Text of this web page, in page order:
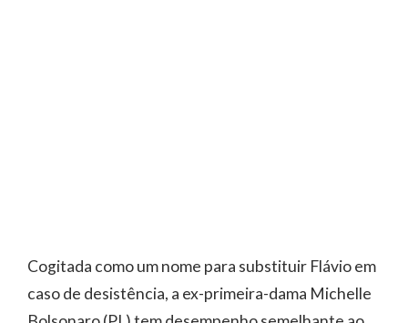
Cogitada como um nome para substituir Flávio em
caso de desistência, a ex-primeira-dama Michelle